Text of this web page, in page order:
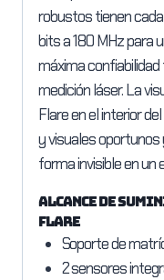
robustos tienen
bits a 180 MHz para
máxima
medición láser. La
Flare en el interior
y visuales oportunos
forma invisible en un
Alcance de
Flare
Soporte de
2 sensores